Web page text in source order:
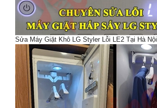
Sửa Máy Giặt Khô LG Styler Lỗi LE2 Tại Hà Nội